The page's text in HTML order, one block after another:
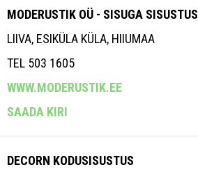
MODERUSTIK OÜ - SISUGA SISUSTUS
LIIVA, ESIKÜLA KÜLA, HIIUMAA
TEL 503 1605
WWW.MODERUSTIK.EE
SAADA KIRI
DECORN KODUSISUSTUS